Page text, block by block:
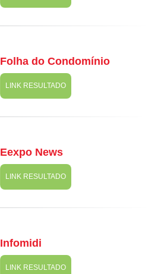
Folha do Condomínio
LINK RESULTADO
Eexpo News
LINK RESULTADO
Infomidi
LINK RESULTADO